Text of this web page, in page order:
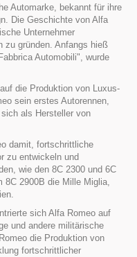
Automarke, bekannt für ihre
Die Geschichte von Alfa
Unternehmer
zu gründen. Anfangs hieß
Automobili", wurde
die Produktion von Luxus-
sein erstes Autorennen,
als Hersteller von
damit, fortschrittliche
zu entwickeln und
wie den 8C 2300 und 6C
8C 2900B die Mille Miglia,
sich Alfa Romeo auf
und andere militärische
die Produktion von
fortschrittlicher